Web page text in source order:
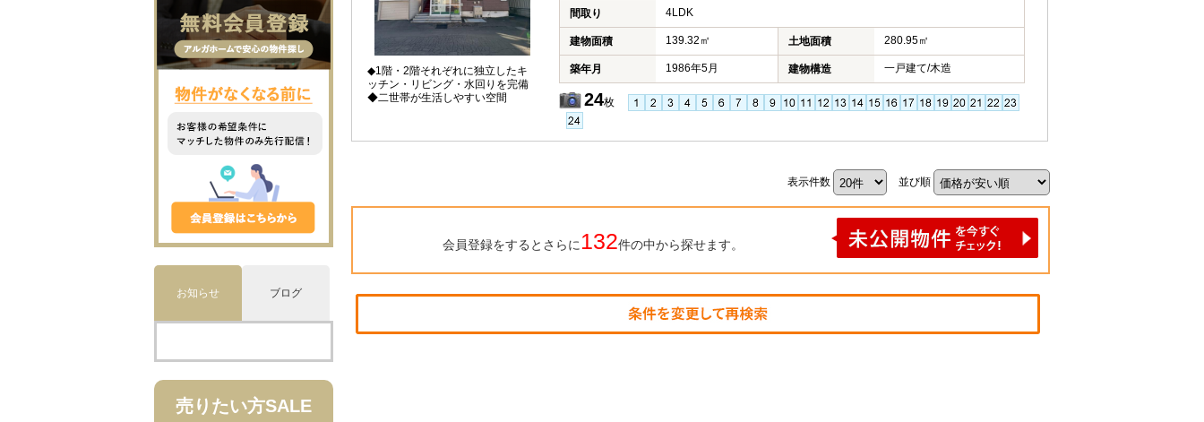
◆1階・2階それぞれに独立したキ
ッチン・リビング・水回りを完備
◆二世帯が生活しやすい空間
間取り 4LDK
建物面積 139.32㎡ 土地面積 280.95㎡
築年月 1986年5月 建物構造 一戸建て/木造
24枚
表示件数 並び順
会員登録をするとさらに 132件の中から探せます。
お知らせ ブログ
売りたい方SALE